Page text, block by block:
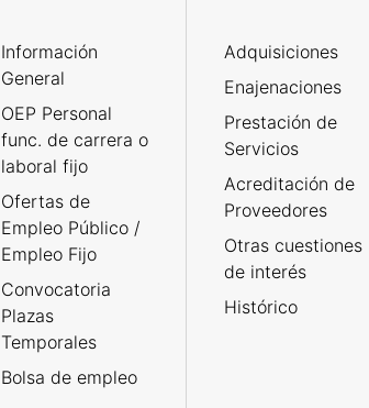
Información
General
OEP Personal
func. de carrera o
laboral fijo
Ofertas de
Empleo Público /
Empleo Fijo
Convocatoria
Plazas
Temporales
Bolsa de empleo
Adquisiciones
Enajenaciones
Prestación de
Servicios
Acreditación de
Proveedores
Otras cuestiones
de interés
Histórico